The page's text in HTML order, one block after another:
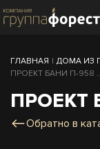
ГЛАВНАЯ | ДОМА ИЗ
ПРОЕКТ БАНИ П-958
ПРОЕКТ
Обратно в